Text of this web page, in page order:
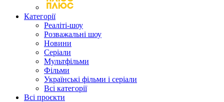
Категорії
Реаліті-шоу
Розважальні шоу
Новини
Серіали
Мультфільми
Фільми
Українські фільми і серіали
Всі категорії
Всі проєкти